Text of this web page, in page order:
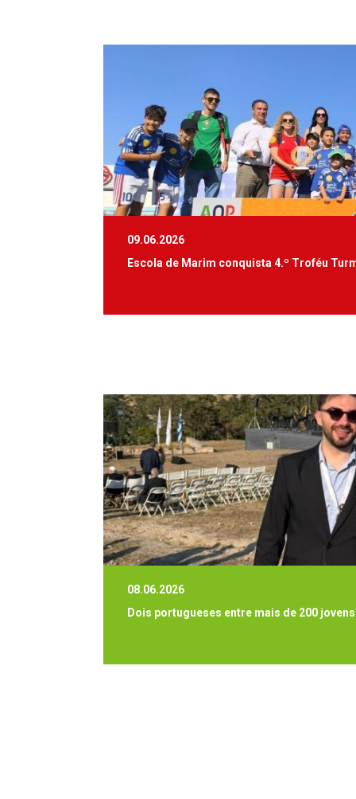
09.06.2026
Escola de Marim conquista 4.º Troféu
08.06.2026
Dois portugueses entre mais de 200